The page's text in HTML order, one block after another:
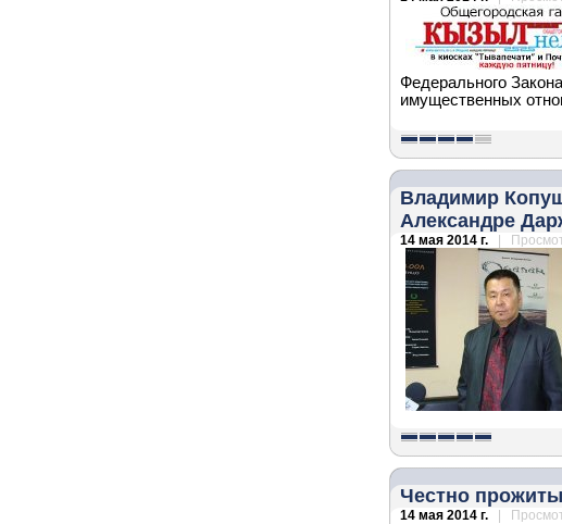
Федерального
имущественных
Владимир
Александре
14 мая 2014 г. |
Честно
14 мая 2014 г. |